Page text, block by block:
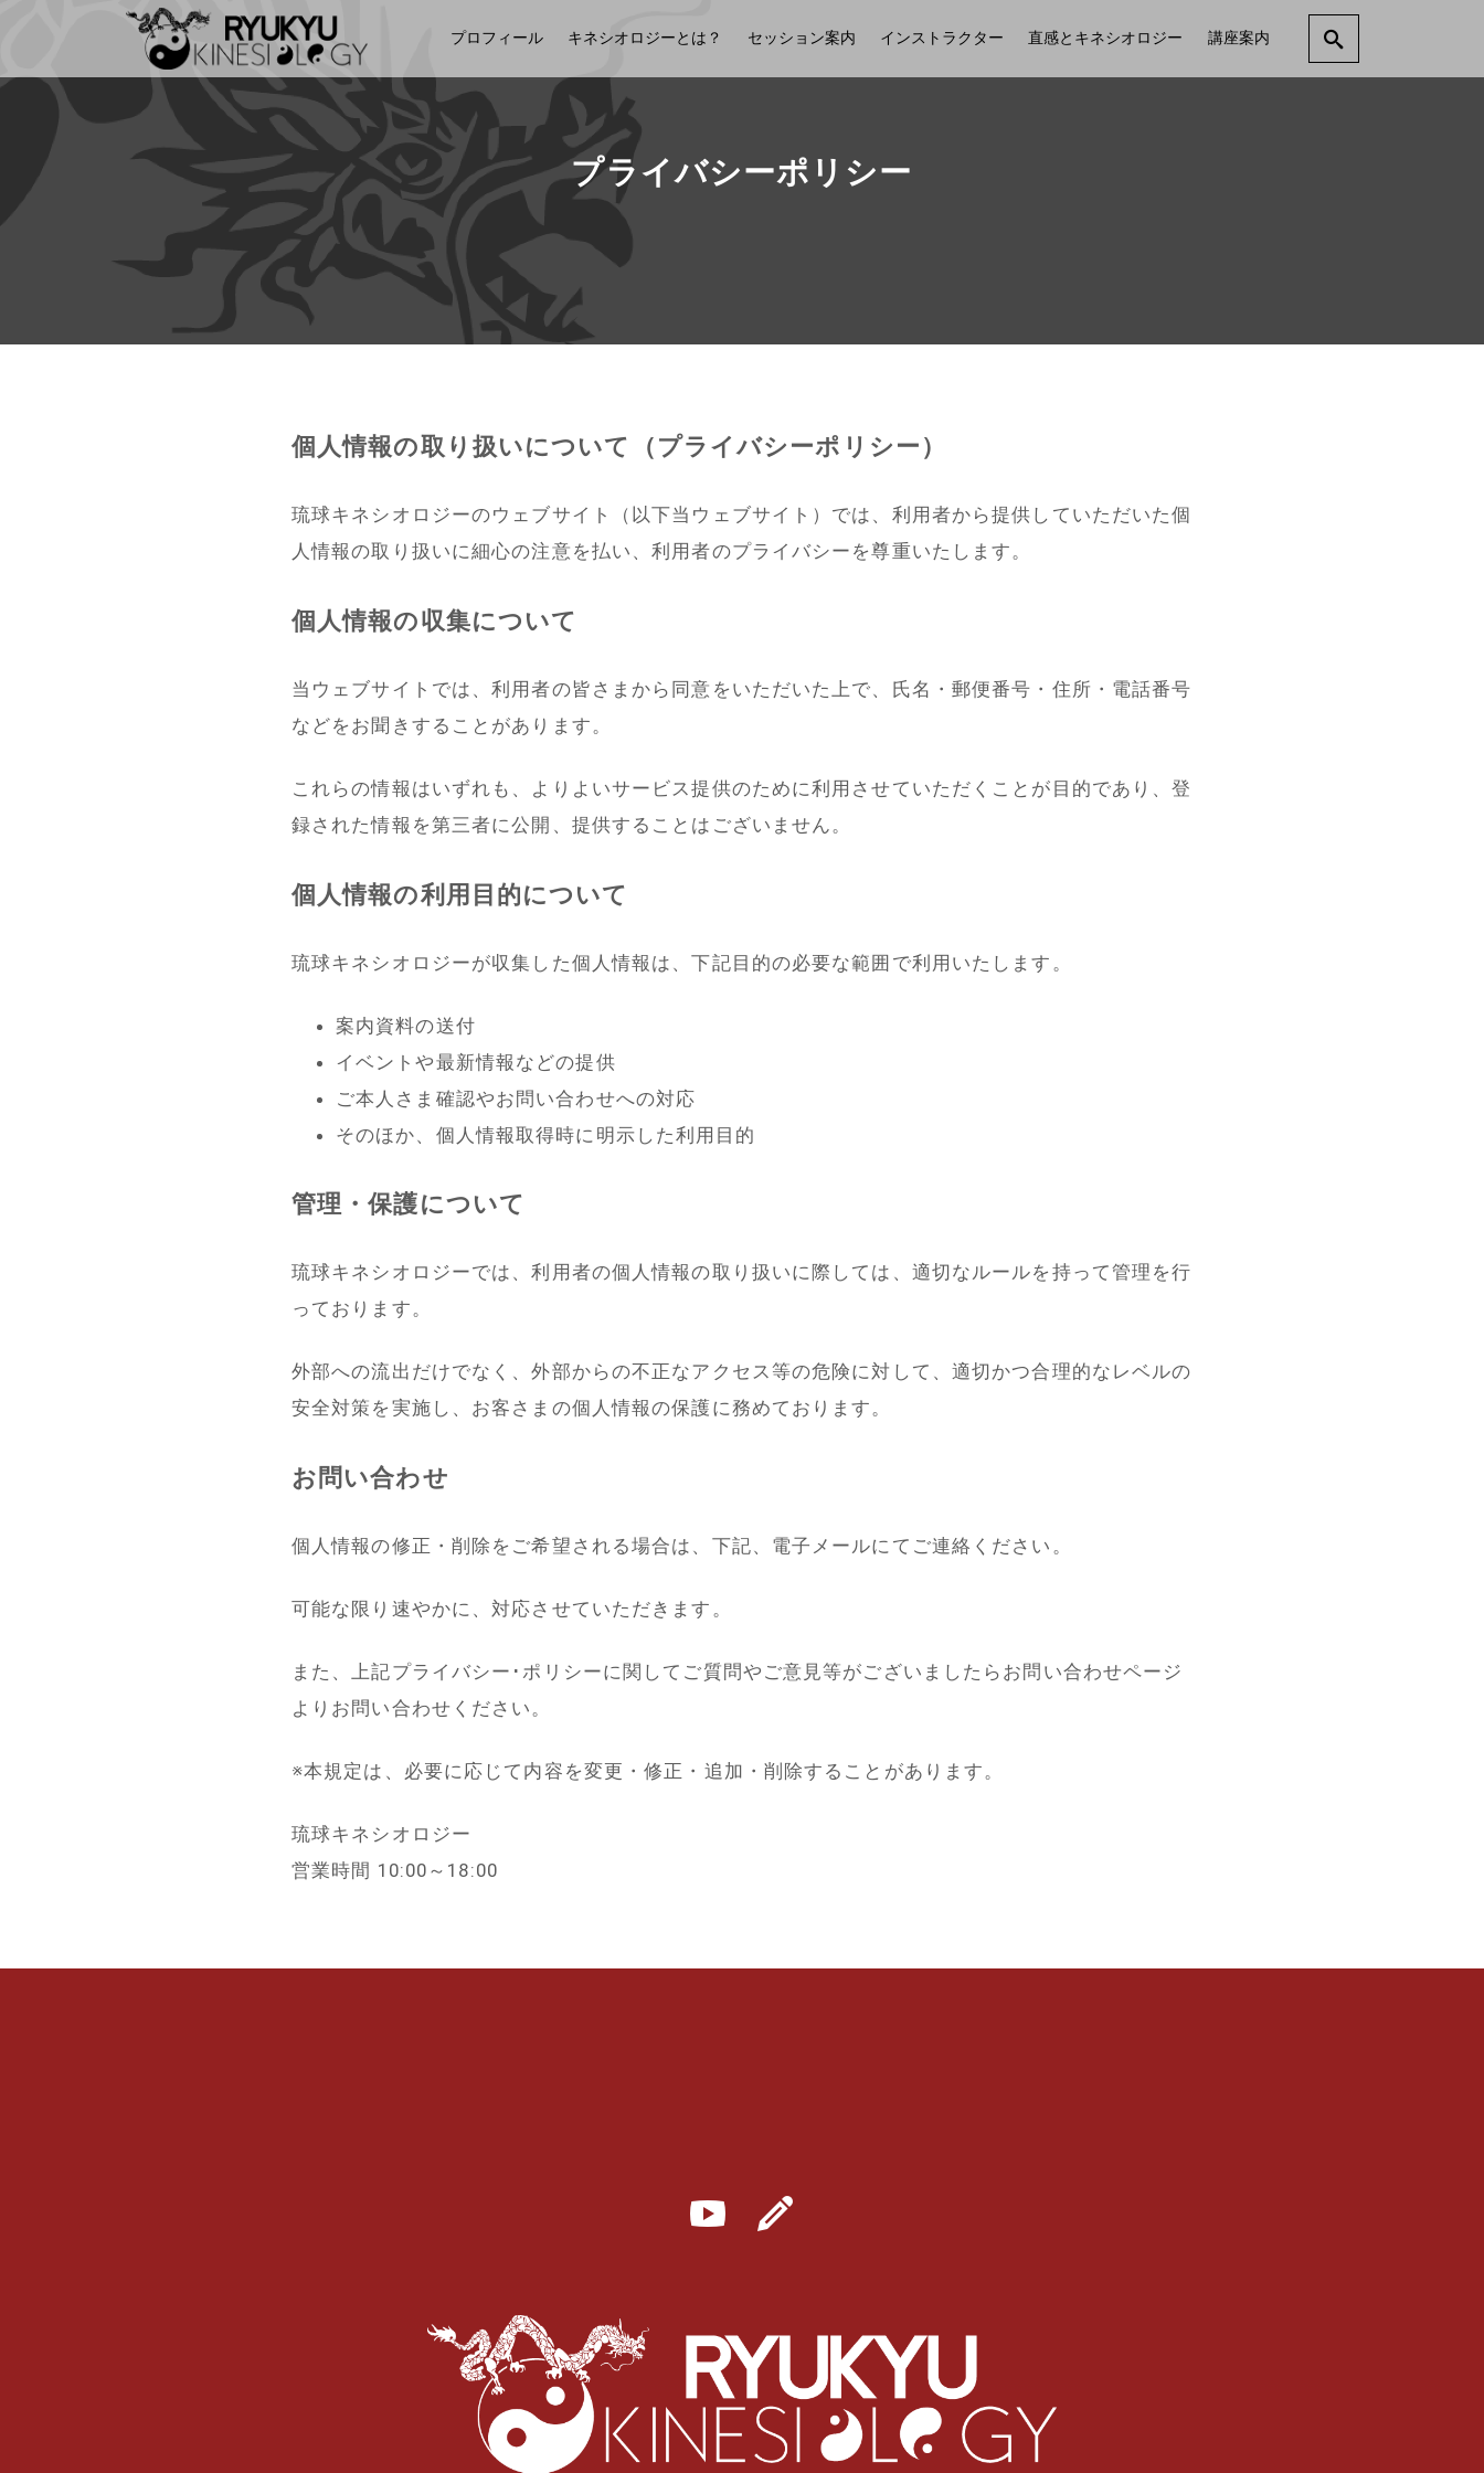
プロフィール キネシオロジーとは？ セッション案内 インストラクター 直感とキネシオロジー 講座案内
プライバシーポリシー
個人情報の取り扱いについて（プライバシーポリシー）
琉球キネシオロジーのウェブサイト（以下当ウェブサイト）では、利用者から提供していただいた個
人情報の取り扱いに細心の注意を払い、利用者のプライバシーを尊重いたします。
個人情報の収集について
当ウェブサイトでは、利用者の皆さまから同意をいただいた上で、氏名・郵便番号・住所・電話番号
などをお聞きすることがあります。
これらの情報はいずれも、よりよいサービス提供のために利用させていただくことが目的であり、登
録された情報を第三者に公開、提供することはございません。
個人情報の利用目的について
琉球キネシオロジーが収集した個人情報は、下記目的の必要な範囲で利用いたします。
案内資料の送付
イベントや最新情報などの提供
ご本人さま確認やお問い合わせへの対応
そのほか、個人情報取得時に明示した利用目的
管理・保護について
琉球キネシオロジーでは、利用者の個人情報の取り扱いに際しては、適切なルールを持って管理を行
っております。
外部への流出だけでなく、外部からの不正なアクセス等の危険に対して、適切かつ合理的なレベルの
安全対策を実施し、お客さまの個人情報の保護に務めております。
お問い合わせ
個人情報の修正・削除をご希望される場合は、下記、電子メールにてご連絡ください。
可能な限り速やかに、対応させていただきます。
また、上記プライバシー･ポリシーに関してご質問やご意見等がございましたらお問い合わせページ
よりお問い合わせください。
※本規定は、必要に応じて内容を変更・修正・追加・削除することがあります。
琉球キネシオロジー
営業時間 10:00～18:00